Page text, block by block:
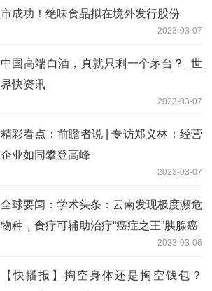
市成功！绝味食品拟在境外发行股份
2023-03-07
中国高端白酒，真就只剩一个茅台？_世
界快资讯
2023-03-07
精彩看点：前瞻者说 | 专访郑义林：经营
企业如同攀登高峰
2023-03-07
全球要闻：学术头条：云南发现极度濒危
物种，食疗可辅助治疗“癌症之王”胰腺癌
2023-03-06
【快播报】掏空身体还是掏空钱包？